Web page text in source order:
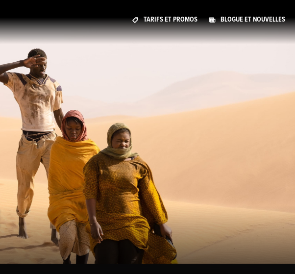
TARIFS ET PROMOS BLOGUE ET NOUVELLES